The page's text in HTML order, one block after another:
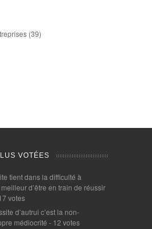
(39)
VOTÉES
tient dans la difficulté à
d’être en train de réussir
votes
d’autrui c’est la non-
médiocrité - 12 votes